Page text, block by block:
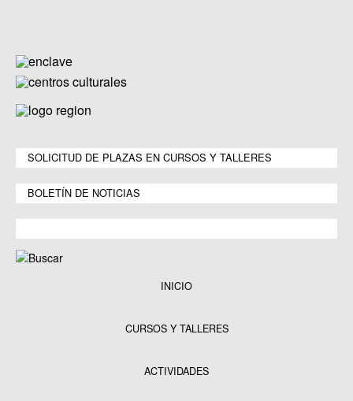
SOLICITUD DE PLAZAS EN CURSOS Y TALLERES
BOLETÍN DE NOTICIAS
INICIO
CURSOS Y TALLERES
ACTIVIDADES